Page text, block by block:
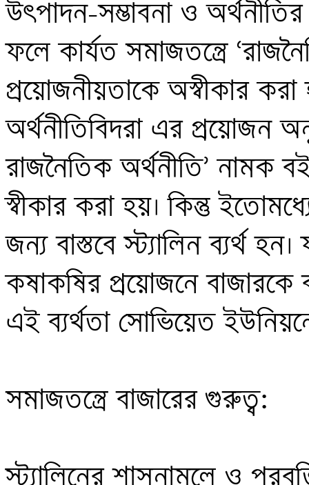
উৎপাদন-সম্ভাবনা ও
ফলে কার্যত সমাজতন্ত্রে
প্রয়োজনীয়তাকে অস্বীকার
অর্থনীতিবিদরা এর প্রয়োজন
রাজনৈতিক অর্থনীতি’ নামক
স্বীকার করা হয়। কিন্তু
জন্য বাস্তবে স্ট্যালিন ব্যর্থ
কষাকষির প্রয়োজনে বাজারকে
এই ব্যর্থতা সোভিয়েত
সমাজতন্ত্রে বাজারের গুরুত্ব:
স্ট্যালিনের শাসনামলে ও